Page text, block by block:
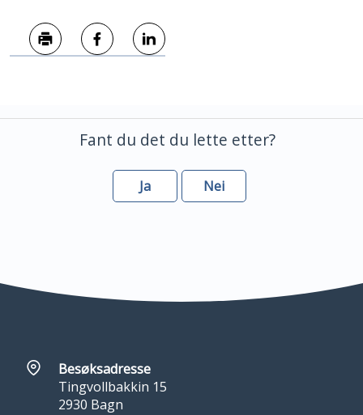
Fant du det du lette etter?
Ja Nei
Besøksadresse
Tingvollbakkin 15
2930 Bagn